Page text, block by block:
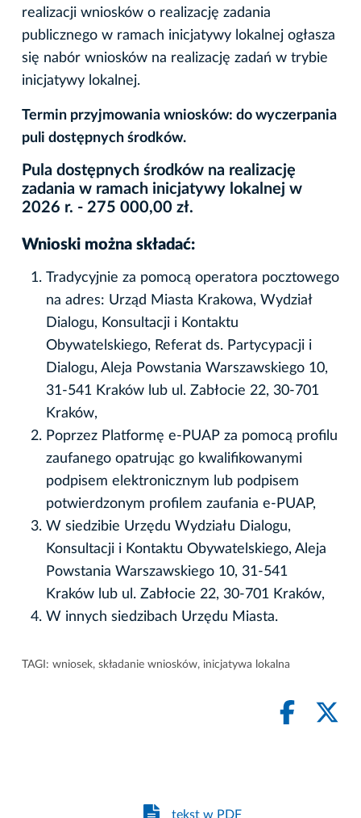
realizacji wniosków o realizację zadania
publicznego w ramach inicjatywy lokalnej ogłasza
się nabór wniosków na realizację zadań w trybie
inicjatywy lokalnej.
Termin przyjmowania wniosków: do wyczerpania
puli dostępnych środków.
Pula dostępnych środków na realizację
zadania w ramach inicjatywy lokalnej w
2026 r. - 275 000,00 zł.
Wnioski można składać:
Tradycyjnie za pomocą operatora pocztowego
na adres: Urząd Miasta Krakowa, Wydział
Dialogu, Konsultacji i Kontaktu
Obywatelskiego, Referat ds. Partycypacji i
Dialogu, Aleja Powstania Warszawskiego 10,
31-541 Kraków lub ul. Zabłocie 22, 30-701
Kraków,
Poprzez Platformę e-PUAP za pomocą profilu
zaufanego opatrując go kwalifikowanymi
podpisem elektronicznym lub podpisem
potwierdzonym profilem zaufania e-PUAP,
W siedzibie Urzędu Wydziału Dialogu,
Konsultacji i Kontaktu Obywatelskiego, Aleja
Powstania Warszawskiego 10, 31-541
Kraków lub ul. Zabłocie 22, 30-701 Kraków,
W innych siedzibach Urzędu Miasta.
TAGI: wniosek, składanie wniosków, inicjatywa lokalna
tekst w PDF